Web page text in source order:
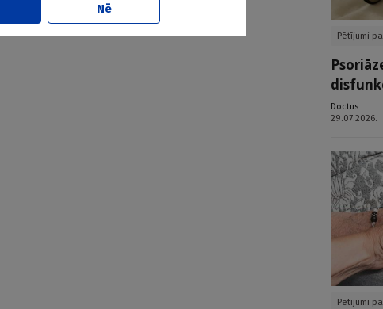
Pētījumi
Doctus
29.07.2026.
Pētījumi
Nē